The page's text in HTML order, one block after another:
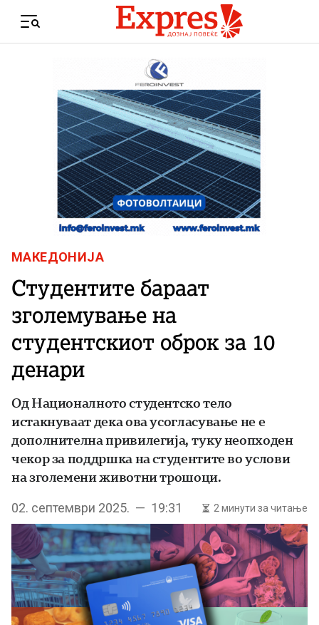
Menu
МАКЕДОНИЈА
Студентите бараат
зголемување на
студентскиот оброк за 10
денари
Од Националното студентско тело
истакнуваат дека ова усогласување не е
дополнителна привилегија, туку неопходен
чекор за поддршка на студентите во услови
на зголемени животни трошоци.
02. септември 2025. — 19:31 2 минути за читање